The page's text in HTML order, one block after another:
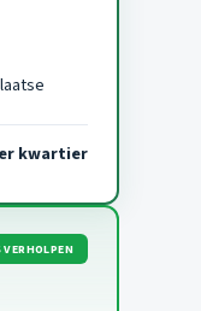
kwartier
VERHOLPEN